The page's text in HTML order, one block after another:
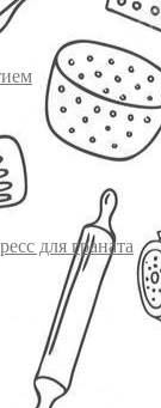
для граната